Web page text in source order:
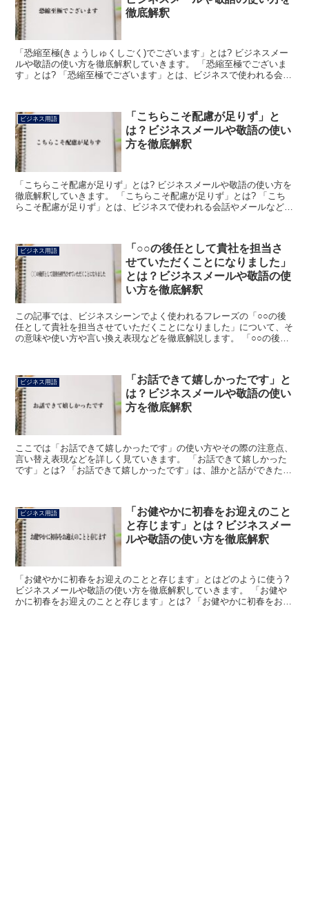
徹底解釈
「恐縮至極(きょうしゅくしごく)でございます」とは? ビジネスメー
ルや敬語の使い方を徹底解釈していきます。 「恐縮至極でございま
す」とは? 「恐縮至極でございます」とは、ビジネスで使われる会話
ビジネス用語
「こちらこそ配慮が足りず」と
は？ビジネスメールや敬語の使い
方を徹底解釈
「こちらこそ配慮が足りず」とは? ビジネスメールや敬語の使い方を
徹底解釈していきます。 「こちらこそ配慮が足りず」とは? 「こち
らこそ配慮が足りず」とは、ビジネスで使われる会話やメールなどに
ビジネス用語
「○○の後任として貴社を担当さ
せていただくことになりました」
とは？ビジネスメールや敬語の使
い方を徹底解釈
この記事では、ビジネスシーンでよく使われるフレーズの「○○の後
任として貴社を担当させていただくことになりました」について、そ
の意味や使い方や言い換え表現などを徹底解説します。 「○○の後任
ビジネス用語
「お話できて嬉しかったです」と
は？ビジネスメールや敬語の使い
方を徹底解釈
ここでは「お話できて嬉しかったです」の使い方やその際の注意点、
言い替え表現などを詳しく見ていきます。 「お話できて嬉しかった
です」とは? 「お話できて嬉しかったです」は、誰かと話ができたこ
ビジネス用語
「お健やかに初春をお迎えのこと
と存じます」とは？ビジネスメー
ルや敬語の使い方を徹底解釈
「お健やかに初春をお迎えのことと存じます」とはどのように使う?
ビジネスメールや敬語の使い方を徹底解釈していきます。 「お健や
かに初春をお迎えのことと存じます」とは? 「お健やかに初春をお迎